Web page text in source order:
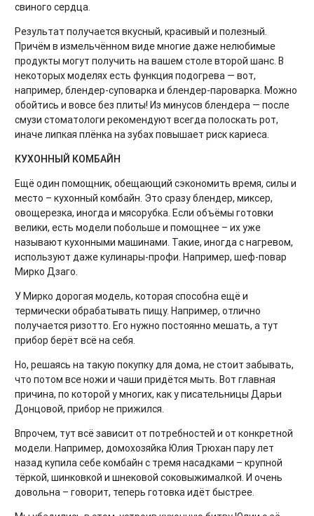
свиного сердца.
Результат получается вкусный, красивый и полезный.
Причём в измельчённом виде многие даже нелюбимые
продукты могут получить на вашем столе второй шанс. В
некоторых моделях есть функция подогрева — вот,
например, блендер-суповарка и блендер-пароварка. Можно
обойтись и вовсе без плиты! Из минусов блендера — после
смузи стоматологи рекомендуют всегда полоскать рот,
иначе липкая плёнка на зубах повышает риск кариеса.
КУХОННЫЙ КОМБАЙН
Ещё один помощник, обещающий сэкономить время, силы и
место – кухонный комбайн. Это сразу блендер, миксер,
овощерезка, иногда и мясорубка. Если объёмы готовки
велики, есть модели побольше и помощнее – их уже
называют кухонными машинами. Такие, иногда с нагревом,
используют даже кулинары-профи. Например, шеф-повар
Мирко Дзаго.
У Мирко дорогая модель, которая способна ещё и
термически обрабатывать пищу. Например, отлично
получается ризотто. Его нужно постоянно мешать, а тут
прибор берёт всё на себя.
Но, решаясь на такую покупку для дома, не стоит забывать,
что потом все ножи и чаши придётся мыть. Вот главная
причина, по которой у многих, как у писательницы Дарьи
Донцовой, прибор не прижился.
Впрочем, тут всё зависит от потребностей и от конкретной
модели. Например, домохозяйка Юлия Трюхан пару лет
назад купила себе комбайн с тремя насадками – крупной
тёркой, шинковкой и шнековой соковыжималкой. И очень
довольна – говорит, теперь готовка идёт быстрее.